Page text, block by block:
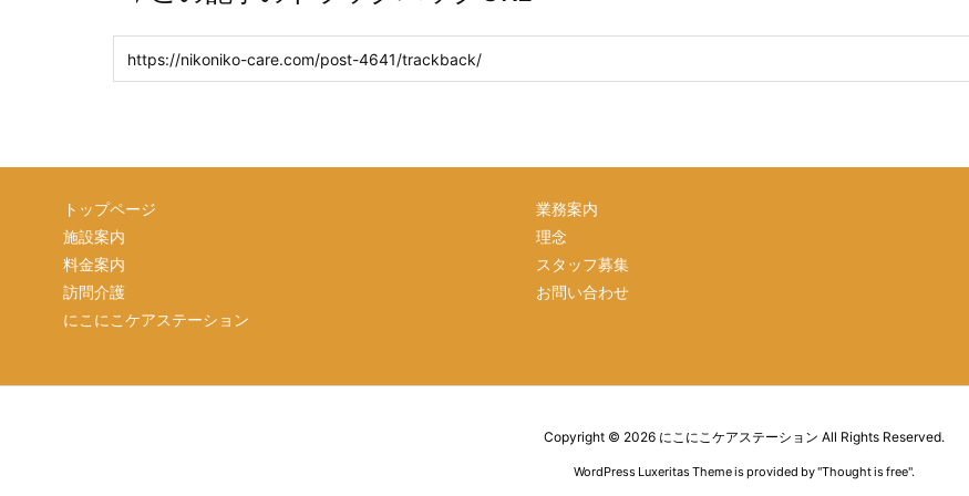
トップページ
施設案内
料金案内
訪問介護
にこにこケアステーション
業務案内
理念
スタッフ募集
お問い合わせ
Copyright © 2026 にこにこケアステーション All Rights Reserved.
WordPress Luxeritas Theme is provided by "Thought is free".